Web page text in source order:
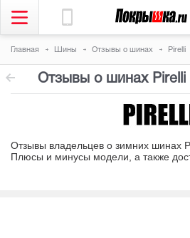
Главная Шины Отзывы о шинах Pirelli
Отзывы о шинах Pirelli
Отзывы владельцев о зимних шинах
Плюсы и минусы модели, а также